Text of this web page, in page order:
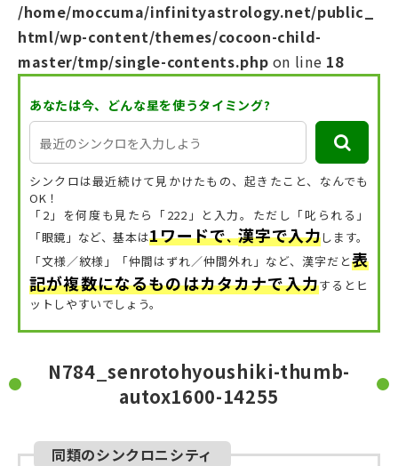
/home/moccuma/infinityastrology.net/public_
html/wp-content/themes/cocoon-child-
master/tmp/single-contents.php on line 18
あなたは今、どんな星を使うタイミング?
シンクロは最近続けて見かけたもの、起きたこと、なんでも
OK！
「2」を何度も見たら「222」と入力。ただし「叱られる」
「眼鏡」など、基本は1ワードで、漢字で入力します。
「文様／紋様」「仲間はずれ／仲間外れ」など、漢字だと表
記が複数になるものはカタカナで入力するとヒ
ットしやすいでしょう。
N784_senrotohyoushiki-thumb-
autox1600-14255
同類のシンクロニシティ